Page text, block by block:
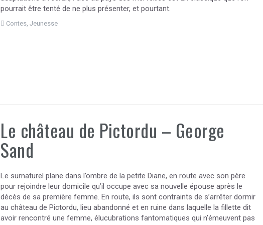
pourrait être tenté de ne plus présenter, et pourtant.
Contes,Jeunesse
Le château de Pictordu – George
Sand
Le surnaturel plane dans l’ombre de la petite Diane, en route avec son père
pour rejoindre leur domicile qu’il occupe avec sa nouvelle épouse après le
décès de sa première femme. En route, ils sont contraints de s’arrêter dormir
au château de Pictordu, lieu abandonné et en ruine dans laquelle la fillette dit
avoir rencontré une femme, élucubrations fantomatiques qui n’émeuvent pas